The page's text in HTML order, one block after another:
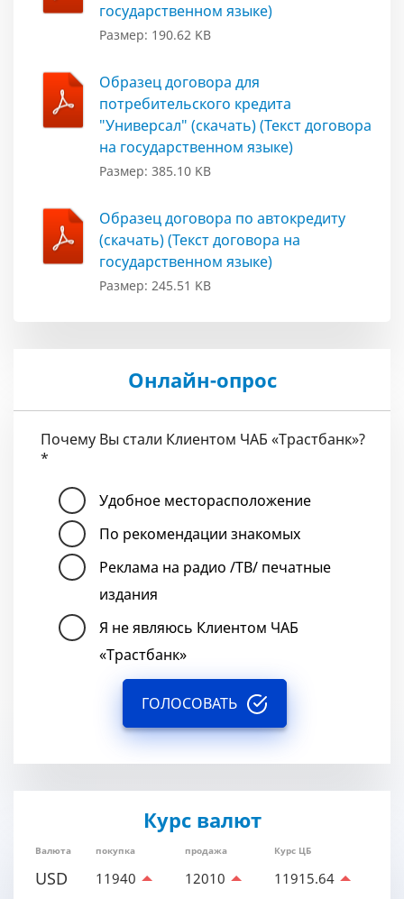
государственном языке)
Размер: 190.62 KB
Образец договора для
потребительского кредита
"Универсал" (скачать) (Текст договора
на государственном языке)
Размер: 385.10 KB
Образец договора по автокредиту
(скачать) (Текст договора на
государственном языке)
Размер: 245.51 KB
Онлайн-опрос
Почему Вы стали Клиентом ЧАБ «Трастбанк»?
*
Удобное месторасположение
По рекомендации знакомых
Реклама на радио /ТВ/ печатные
издания
Я не являюсь Клиентом ЧАБ
«Трастбанк»
ГОЛОСОВАТЬ
Курс валют
Валюта покупка продажа Курс ЦБ
USD 11940 12010 11915.64